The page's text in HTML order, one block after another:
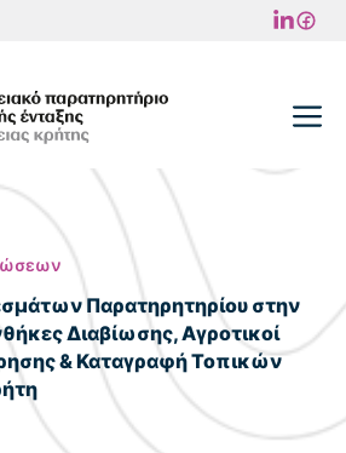
Παρατηρητηρίου στην
Διαβίωσης, Αγροτικοί
& Καταγραφή Τοπικών